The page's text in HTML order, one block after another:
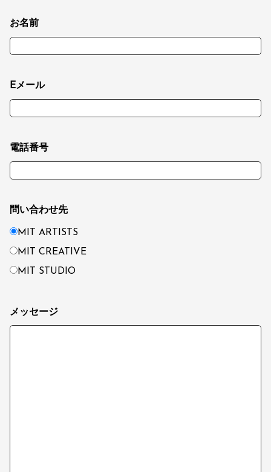
お名前
Eメール
電話番号
問い合わせ先
MIT ARTISTS
MIT CREATIVE
MIT STUDIO
メッセージ